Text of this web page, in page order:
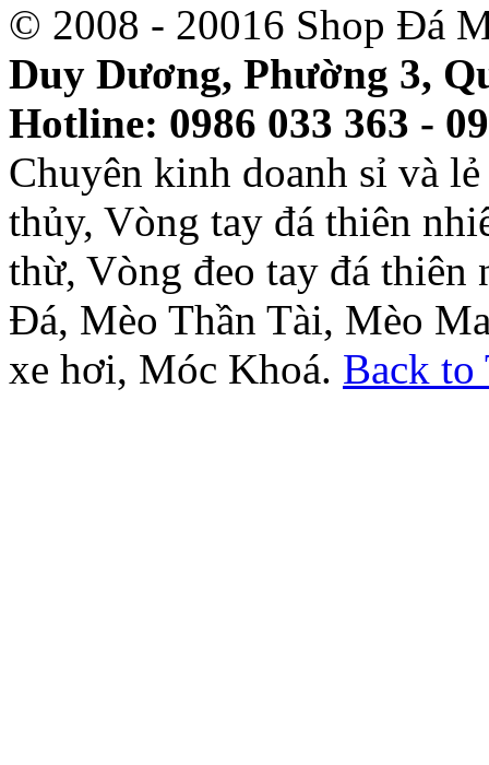
© 2008 - 20016 Shop Đá
Duy Dương, Phường 3,
Hotline: 0986 033 363 -
Chuyên kinh doanh sỉ và
thủy, Vòng tay đá thiên
thừ, Vòng đeo tay đá thiên
Đá, Mèo Thần Tài, Mèo
xe hơi, Móc Khoá. Back to